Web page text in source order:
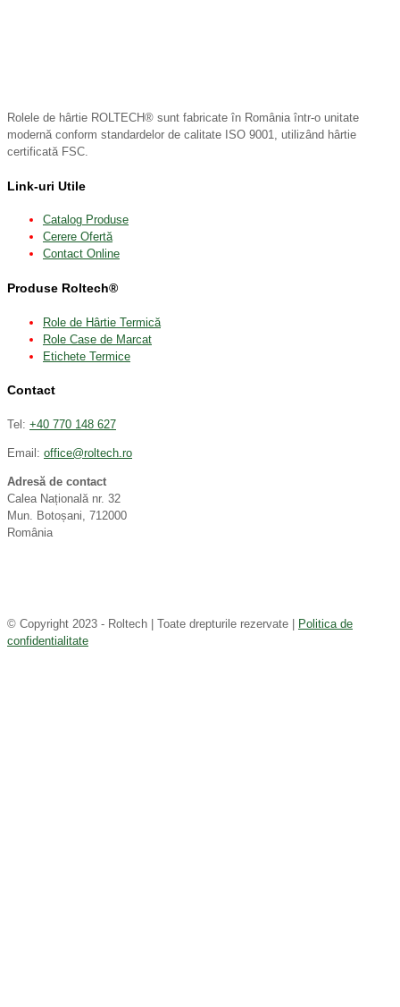
Rolele de hârtie ROLTECH® sunt fabricate în România într-o unitate
modernă conform standardelor de calitate ISO 9001, utilizând hârtie
certificată FSC.
Link-uri Utile
Catalog Produse
Cerere Ofertă
Contact Online
Produse Roltech®
Role de Hârtie Termică
Role Case de Marcat
Etichete Termice
Contact
Tel: +40 770 148 627
Email: office@roltech.ro
Adresă de contact
Calea Națională nr. 32
Mun. Botoșani, 712000
România
© Copyright 2023 - Roltech | Toate drepturile rezervate |
Politica de
confidentialitate